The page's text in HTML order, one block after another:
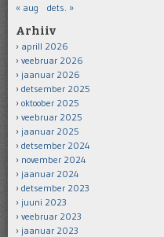
« aug dets. »
Arhiiv
aprill 2026
veebruar 2026
jaanuar 2026
detsember 2025
oktoober 2025
veebruar 2025
jaanuar 2025
detsember 2024
november 2024
jaanuar 2024
detsember 2023
juuni 2023
veebruar 2023
jaanuar 2023